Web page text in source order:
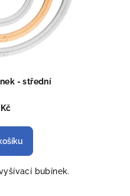
- střední
bubínek.